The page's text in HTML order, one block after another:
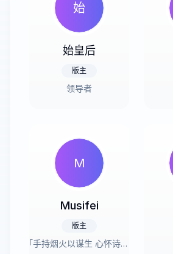
始
始皇后
版主
领导者
M
Musifei
版主
「手持烟火以谋生 心怀诗意以谋爱」